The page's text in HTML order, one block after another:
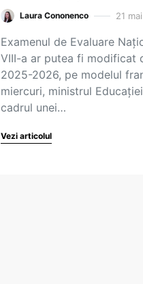
Laura Cononenco 21
Examenul de Evaluare
VIII-a ar putea fi modificat
2025-2026, pe modelul
miercuri, ministrul
cadrul unei…
Vezi articolul